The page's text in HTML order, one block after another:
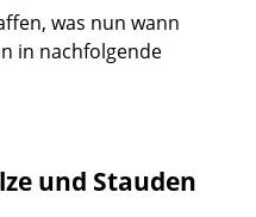
was nun wann
in nachfolgende
und Stauden